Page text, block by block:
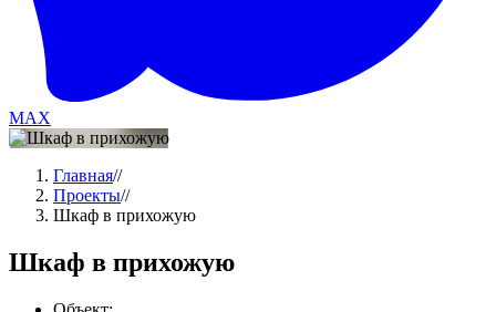
MAX
Главная//
Проекты//
Шкаф в прихожую
Шкаф в прихожую